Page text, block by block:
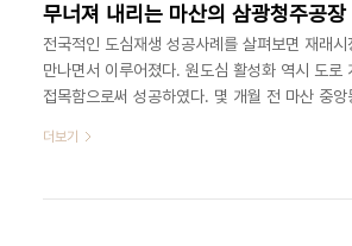
무너져 내리는 마산의 삼광청주공장
전국적인 도심재생 성공사례를 살펴보면 재래
만나면서 이루어졌다. 원도심 활성화 역시 도
접목함으로써 성공하였다. 몇 개월 전 마산 중
부터 시작할 생각이었다. 그런데 느닷없이 외
고에 불과하지만 길게 보는 사람에게는 소중한
더보기